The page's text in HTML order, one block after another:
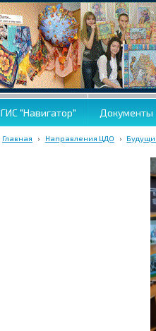
ГИС "Навигатор" Документы
Главная › Направления ЦДО ›